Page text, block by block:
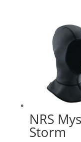
NRS
Storm